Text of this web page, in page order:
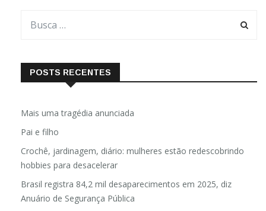
POSTS RECENTES
Mais uma tragédia anunciada
Pai e filho
Crochê, jardinagem, diário: mulheres estão redescobrindo
hobbies para desacelerar
Brasil registra 84,2 mil desaparecimentos em 2025, diz
Anuário de Segurança Pública